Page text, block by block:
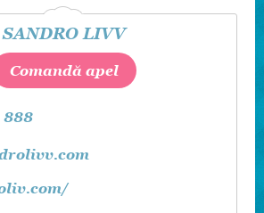
începând de la sacouri,
cu nasturi și culoarea aței cu
SANDRO LIVV
Comandă apel
888